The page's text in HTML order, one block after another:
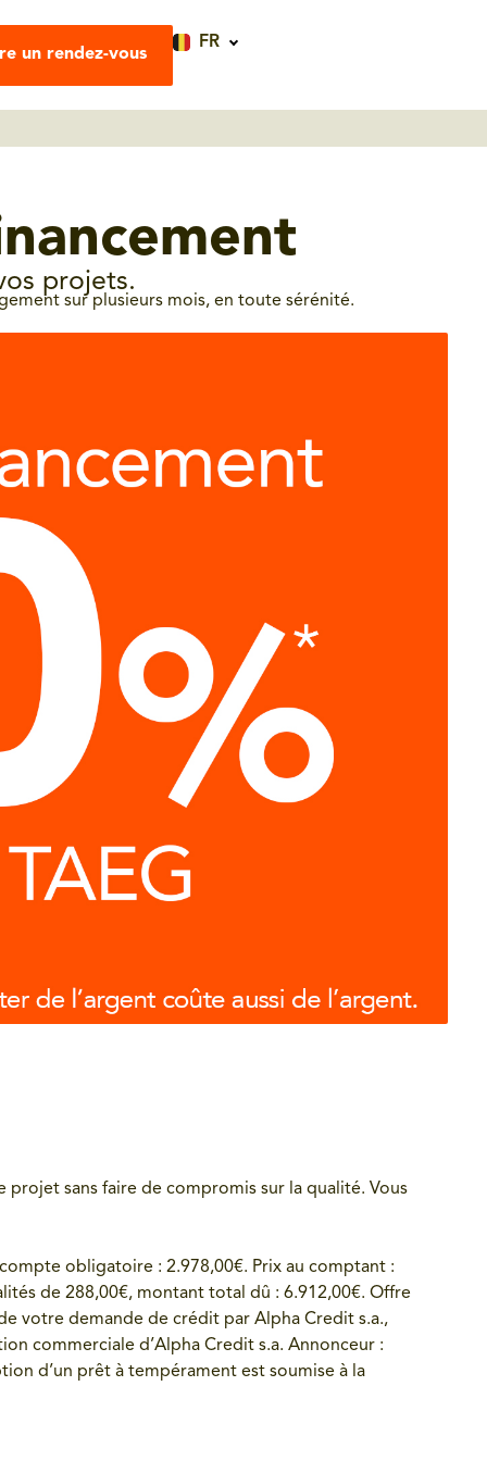
un rendez-vous
FR
projets.
sur plusieurs mois, en toute sérénité.
projet sans faire de compromis sur la qualité. Vous
obligatoire : 2.978,00€. Prix au comptant :
de 288,00€, montant total dû : 6.912,00€. Offre
votre demande de crédit par Alpha Credit s.a.,
commerciale d’Alpha Credit s.a. Annonceur :
d’un prêt à tempérament est soumise à la